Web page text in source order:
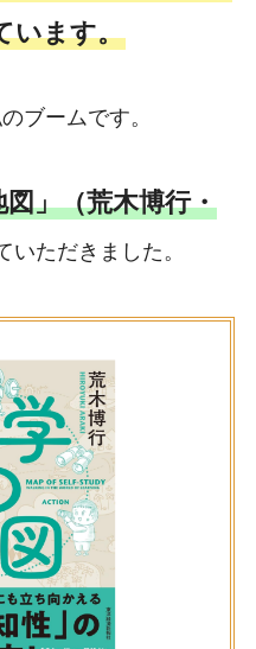
います。
ブームです。
」（荒木博行・
ただきました。